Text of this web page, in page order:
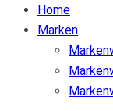
Home
Marken